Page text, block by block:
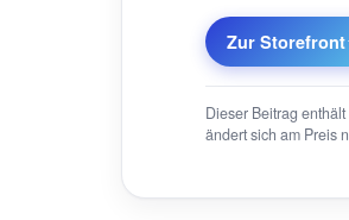
Zur Storefront
Dieser Beitrag
ändert sich am Preis